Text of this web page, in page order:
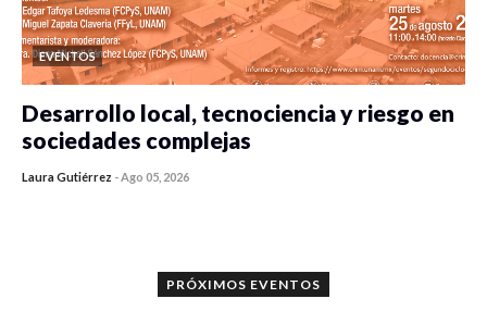
EVENTOS
Desarrollo local, tecnociencia y riesgo en
sociedades complejas
Laura Gutiérrez -Ago 05, 2026
PRÓXIMOS EVENTOS